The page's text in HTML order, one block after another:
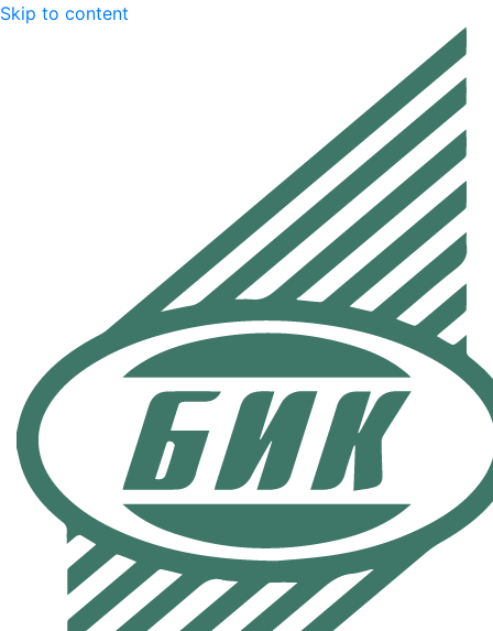
Skip to content